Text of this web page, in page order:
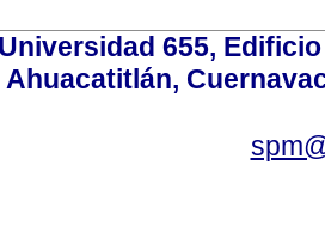
655,
Ahuacatitlán,